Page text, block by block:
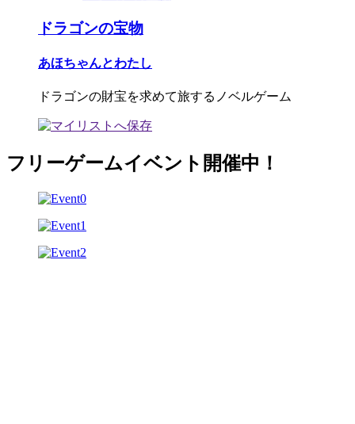
ドラゴンの宝物
あほちゃんとわたし
ドラゴンの財宝を求めて旅するノベルゲーム
フリーゲームイベント開催中！